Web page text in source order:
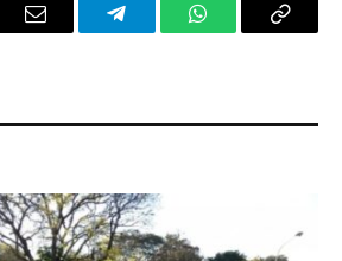
Email TelegramWhatsAppCopy